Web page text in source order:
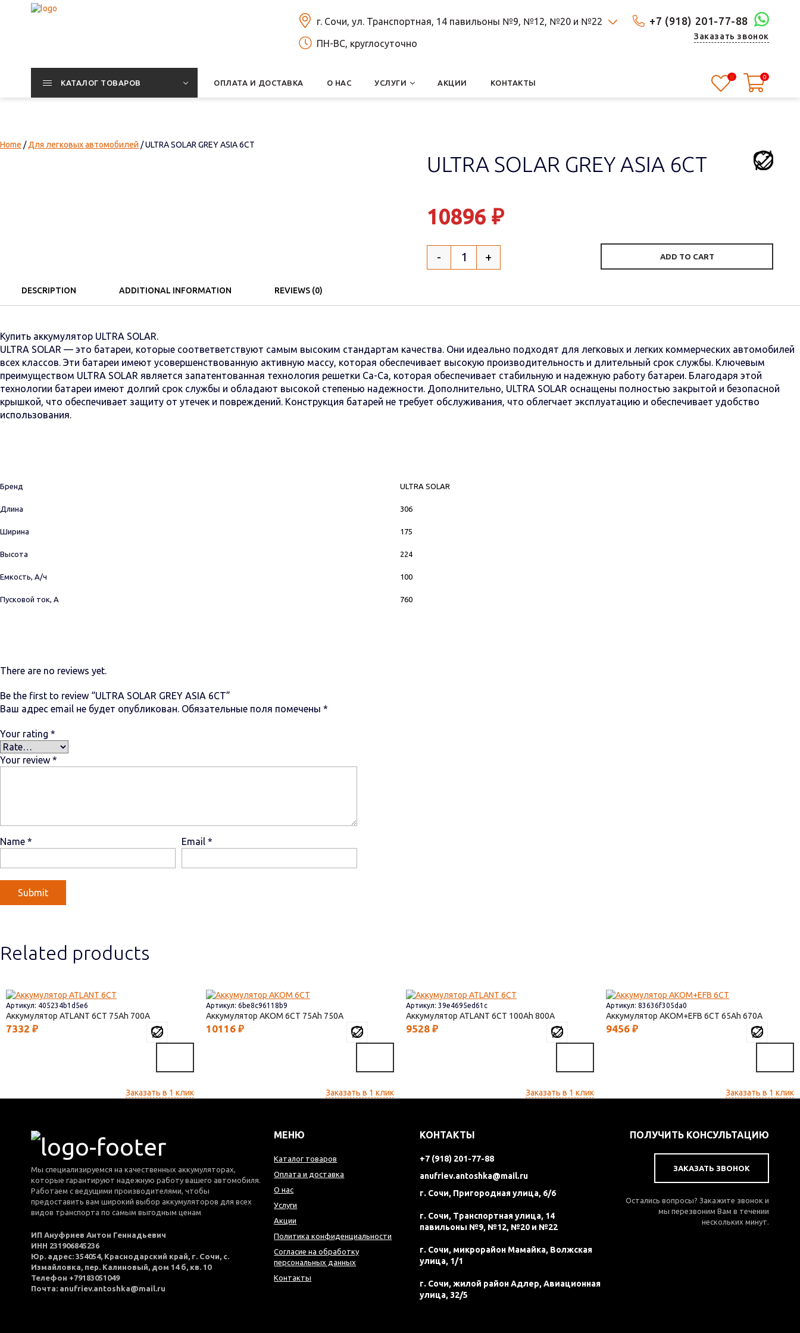
+7 (918) 201-77-88
Заказать звонок
г. Сочи, ул. Транспортная, 14 павильоны №9, №12, №20 и №22
ПН-ВС, круглосуточно
КАТАЛОГ ТОВАРОВ ОПЛАТА И ДОСТАВКА О НАС УСЛУГИ АКЦИИ КОНТАКТЫ
0 0
Home /Для легковых автомобилей / ULTRA SOLAR GREY ASIA 6СТ
ULTRA SOLAR GREY ASIA 6СТ
10896 ₽
Quantity
- + ADD TO CART
DESCRIPTION ADDITIONAL INFORMATION REVIEWS (0)
Купить аккумулятор ULTRA SOLAR.
ULTRA SOLAR — это батареи, которые соответветствуют самым высоким стандартам качества. Они идеально подходят для легковых и легких коммерческих автомобилей
всех классов. Эти батареи имеют усовершенствованную активную массу, которая обеспечивает высокую производительность и длительный срок службы. Ключевым
преимуществом ULTRA SOLAR является запатентованная технология решетки Ca-Ca, которая обеспечивает стабильную и надежную работу батареи. Благодаря этой
технологии батареи имеют долгий срок службы и обладают высокой степенью надежности. Дополнительно, ULTRA SOLAR оснащены полностью закрытой и безопасной
крышкой, что обеспечивает защиту от утечек и повреждений. Конструкция батарей не требует обслуживания, что облегчает эксплуатацию и обеспечивает удобство
использования.
Бренд ULTRA SOLAR
Длина 306
Ширина 175
Высота 224
Емкость, А/ч 100
Пусковой ток, А 760
There are no reviews yet.
Be the first to review “ULTRA SOLAR GREY ASIA 6СТ”
Ваш адрес email не будет опубликован. Обязательные поля помечены *
Your rating *
Your review *
Name * Email *
Related products
Артикул: 405234b1d5e6
Аккумулятор ATLANT 6СТ 75 700
7332 ₽
Заказать в 1 клик
Артикул: 6be8c96118b9
Аккумулятор AКОМ 6СТ 75 750
10116 ₽
Заказать в 1 клик
Артикул: 39e4695ed61c
Аккумулятор ATLANT 6СТ 100 800
9528 ₽
Заказать в 1 клик
Артикул: 83636f305da0
Аккумулятор AKOM+EFB 6СТ 65 670
9456 ₽
Заказать в 1 клик
Мы специализируемся на качественных аккумуляторах,
которые гарантируют надежную работу вашего автомобиля.
Работаем с ведущими производителями, чтобы
предоставить вам широкий выбор аккумуляторов для всех
видов транспорта по самым выгодным ценам
ИП Ануфриев Антон Геннадьевич
ИНН 231906845236
Юр. адрес: 354054, Краснодарский край, г. Сочи, с.
Измайловка, пер. Калиновый, дом 14 б, кв. 10
Телефон +79183051049
Почта: anufriev.antoshka@mail.ru
МЕНЮ
Каталог товаров
Оплата и доставка
О нас
Услуги
Акции
Политика конфиденциальности
Согласие на обработку
персональных данных
Контакты
КОНТАКТЫ
+7 (918) 201-77-88
anufriev.antoshka@mail.ru
г. Сочи, Пригородная улица, 6/6
г. Сочи, Транспортная улица, 14
павильоны №9, №12, №20 и №22
г. Сочи, микрорайон Мамайка, Волжская
улица, 1/1
г. Сочи, жилой район Адлер, Авиационная
улица, 32/5
ПОЛУЧИТЬ КОНСУЛЬТАЦИЮ
ЗАКАЗАТЬ ЗВОНОК
Остались вопросы? Закажите звонок и
мы перезвоним Вам в течении
нескольких минут.